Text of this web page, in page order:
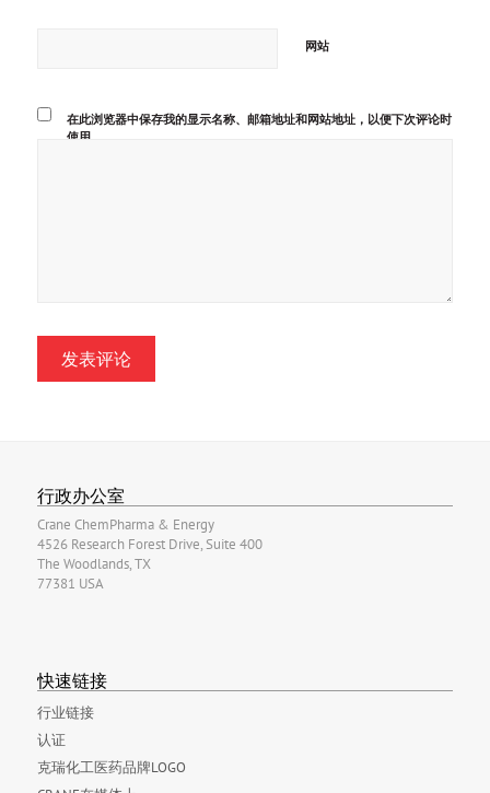
网站
在此浏览器中保存我的显示名称、邮箱地址和网站地址，以便下次评论时
使用。
行政办公室
Crane ChemPharma & Energy
4526 Research Forest Drive, Suite 400
The Woodlands, TX
77381 USA
快速链接
行业链接
认证
克瑞化工医药品牌LOGO